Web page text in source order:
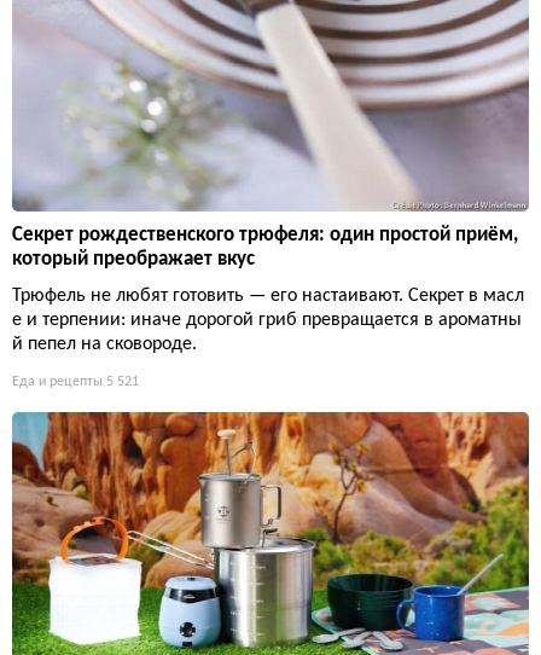
Секрет рождественского трюфеля: один простой приём,
который преображает вкус
Трюфель не любят готовить — его настаивают. Секрет в масл
е и терпении: иначе дорогой гриб превращается в ароматны
й пепел на сковороде.
Еда и рецепты 5 521